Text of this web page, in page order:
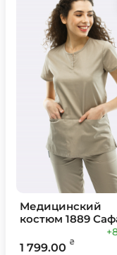
Медицинский
костюм 1889
1 799.00 ₴